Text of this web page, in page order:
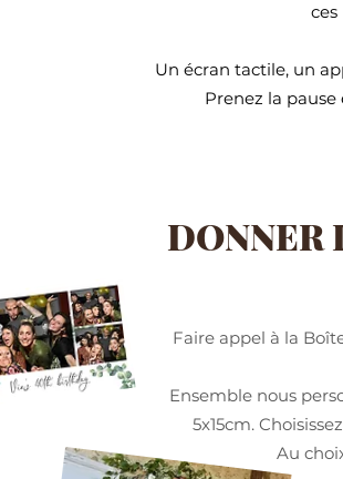
ces
Un écran tactile, un
Prenez la
DONNER
Faire appel à la
Ensemble nous
5x15cm.
Au